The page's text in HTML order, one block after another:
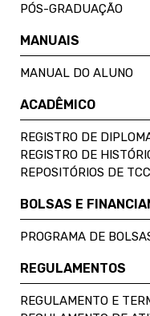
PÓS-GRADUAÇÃO
MANUAIS
MANUAL DO ALUNO
ACADÊMICO
REGISTRO DE
REGISTRO DE
REPOSITÓRIOS DE TCC
BOLSAS E
PROGRAMA DE
REGULAMENTOS
REGULAMENTO E